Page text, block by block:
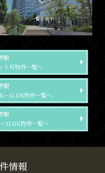
一覧を表示
駅
ト可物件一覧へ
駅
～1LDK物件一覧へ
駅
3LDK物件一覧へ
情報